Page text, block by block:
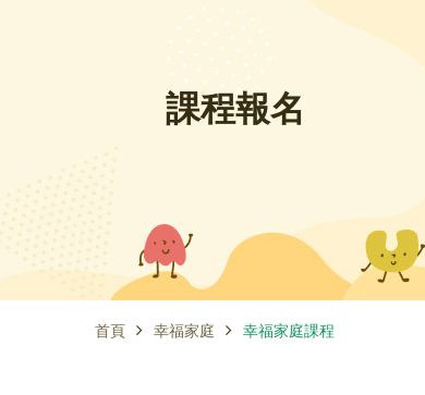
課程報名
首頁 幸福家庭 幸福家庭課程